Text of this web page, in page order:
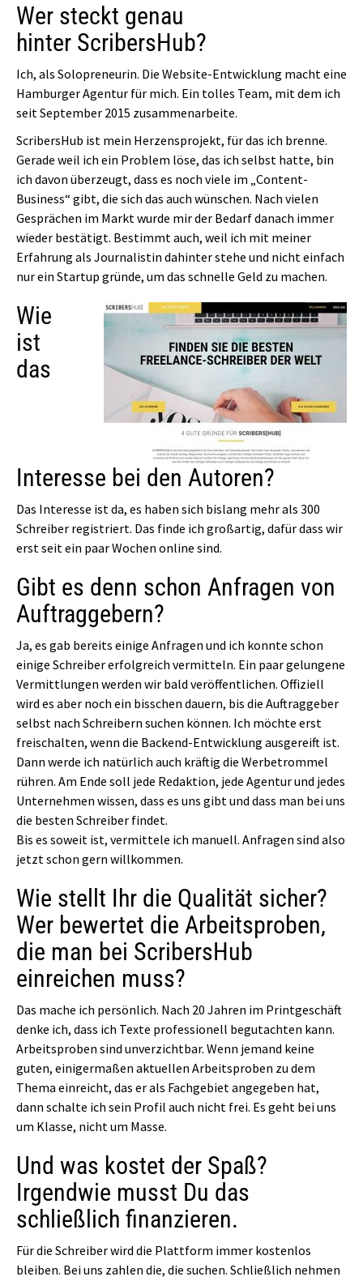
Wer steckt genau
hinter ScribersHub?
Ich, als Solopreneurin. Die Website-Entwicklung macht eine
Hamburger Agentur für mich. Ein tolles Team, mit dem ich
seit September 2015 zusammenarbeite.
ScribersHub ist mein Herzensprojekt, für das ich brenne.
Gerade weil ich ein Problem löse, das ich selbst hatte, bin
ich davon überzeugt, dass es noch viele im „Content-
Business“ gibt, die sich das auch wünschen. Nach vielen
Gesprächen im Markt wurde mir der Bedarf danach immer
wieder bestätigt. Bestimmt auch, weil ich mit meiner
Erfahrung als Journalistin dahinter stehe und nicht einfach
nur ein Startup gründe, um das schnelle Geld zu machen.
Wie
ist
das
Interesse bei den Autoren?
Das Interesse ist da, es haben sich bislang mehr als 300
Schreiber registriert. Das finde ich großartig, dafür dass wir
erst seit ein paar Wochen online sind.
Gibt es denn schon Anfragen von
Auftraggebern?
Ja, es gab bereits einige Anfragen und ich konnte schon
einige Schreiber erfolgreich vermitteln. Ein paar gelungene
Vermittlungen werden wir bald veröffentlichen. Offiziell
wird es aber noch ein bisschen dauern, bis die Auftraggeber
selbst nach Schreibern suchen können. Ich möchte erst
freischalten, wenn die Backend-Entwicklung ausgereift ist.
Dann werde ich natürlich auch kräftig die Werbetrommel
rühren. Am Ende soll jede Redaktion, jede Agentur und jedes
Unternehmen wissen, dass es uns gibt und dass man bei uns
die besten Schreiber findet.
Bis es soweit ist, vermittele ich manuell. Anfragen sind also
jetzt schon gern willkommen.
Wie stellt Ihr die Qualität sicher?
Wer bewertet die Arbeitsproben,
die man bei ScribersHub
einreichen muss?
Das mache ich persönlich. Nach 20 Jahren im Printgeschäft
denke ich, dass ich Texte professionell begutachten kann.
Arbeitsproben sind unverzichtbar. Wenn jemand keine
guten, einigermaßen aktuellen Arbeitsproben zu dem
Thema einreicht, das er als Fachgebiet angegeben hat,
dann schalte ich sein Profil auch nicht frei. Es geht bei uns
um Klasse, nicht um Masse.
Und was kostet der Spaß?
Irgendwie musst Du das
schließlich finanzieren.
Für die Schreiber wird die Plattform immer kostenlos
bleiben. Bei uns zahlen die, die suchen. Schließlich nehmen